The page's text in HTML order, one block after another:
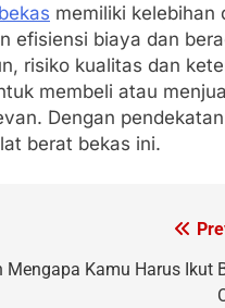
memiliki kelebihan
efisiensi biaya dan
risiko kualitas dan
membeli atau
Dengan
berat bekas ini.
Mengapa Kamu Harus Ikut